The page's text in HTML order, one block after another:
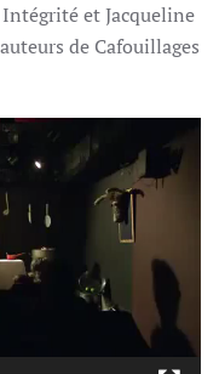
et Jacqueline
de Cafouillages